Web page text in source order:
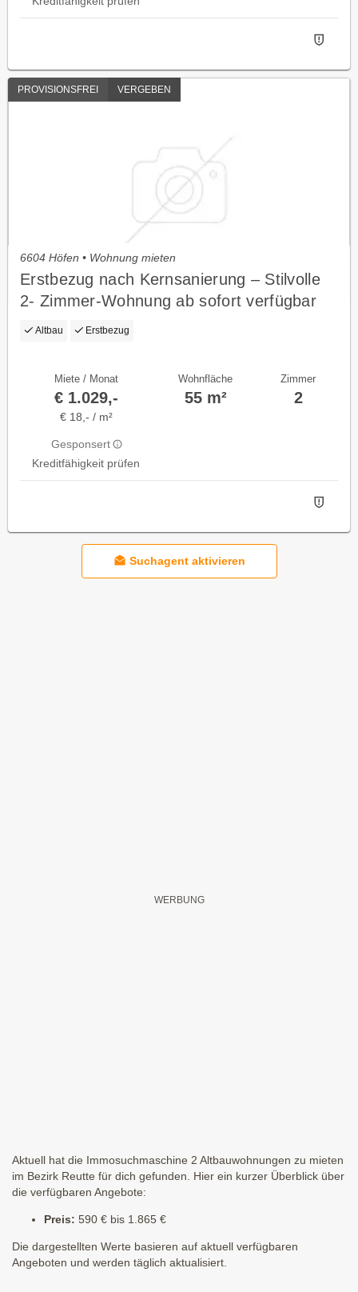
PROVISIONSFREI VERGEBEN
6604 Höfen • Wohnung mieten
Erstbezug nach Kernsanierung – Stilvolle
2- Zimmer-Wohnung ab sofort verfügbar
Altbau Erstbezug
Miete / Monat
€ 1.029,-
€ 18,- / m²
Gesponsert
Kreditfähigkeit prüfen
Wohnfläche
55 m²
Zimmer
2
Suchagent aktivieren
Aktuell hat die Immosuchmaschine 2 Altbauwohnungen zu mieten
im Bezirk Reutte für dich gefunden. Hier ein kurzer Überblick über
die verfügbaren Angebote:
Preis: 590 € bis 1.865 €
Die dargestellten Werte basieren auf aktuell verfügbaren
Angeboten und werden täglich aktualisiert.